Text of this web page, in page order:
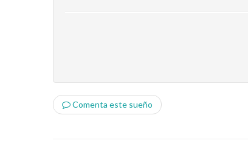
Comenta este sueño